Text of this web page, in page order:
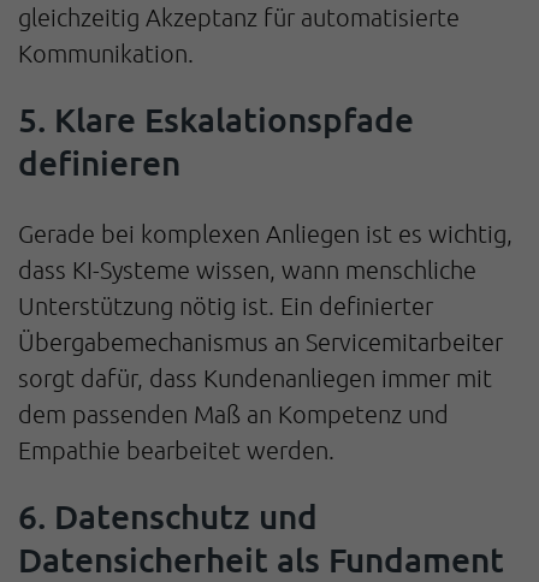
gleichzeitig Akzeptanz für automatisierte
Kommunikation.
5. Klare Eskalationspfade
definieren
Gerade bei komplexen Anliegen ist es wichtig,
dass KI-Systeme wissen, wann menschliche
Unterstützung nötig ist. Ein definierter
Übergabemechanismus an Servicemitarbeiter
sorgt dafür, dass Kundenanliegen immer mit
dem passenden Maß an Kompetenz und
Empathie bearbeitet werden.
6. Datenschutz und
Datensicherheit als Fundament